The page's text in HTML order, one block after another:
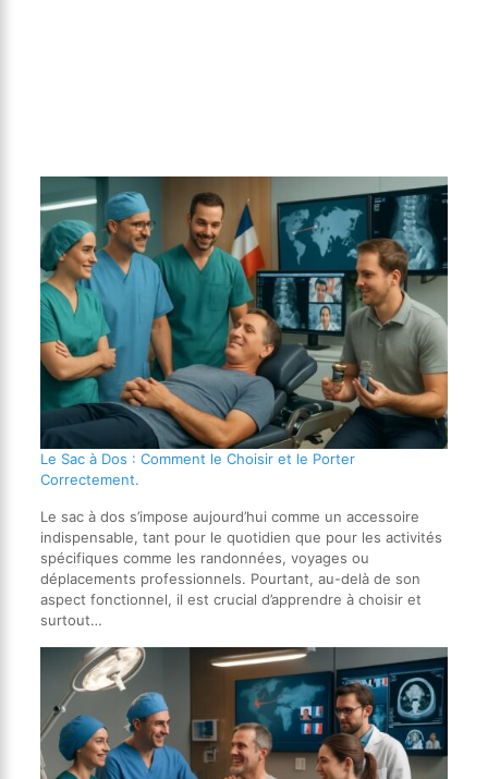
Le Sac à Dos : Comment le Choisir et le Porter
Correctement.
Le sac à dos s’impose aujourd’hui comme un accessoire
indispensable, tant pour le quotidien que pour les activités
spécifiques comme les randonnées, voyages ou
déplacements professionnels. Pourtant, au-delà de son
aspect fonctionnel, il est crucial d’apprendre à choisir et
surtout…